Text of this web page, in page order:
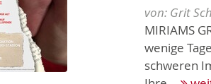
von: Grit
MIRIAMS
wenige
schweren